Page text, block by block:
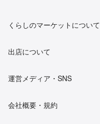
くらしのマーケットについて
出店について
運営メディア・SNS
会社概要・規約